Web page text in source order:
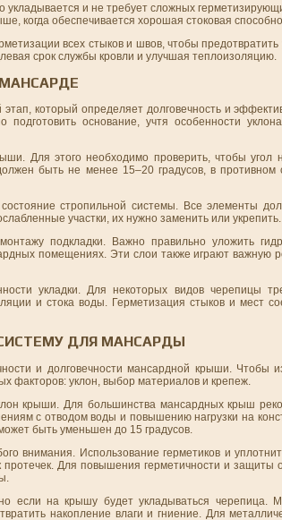
и не требует сложных
когда обеспечивается хорошая стоковая
всех стыков и швов, чтобы
срок службы кровли и улучшая теплоизоляцию.
который определяет долговечность и
подготовить основание, учтя особенности
Для этого необходимо проверить, чтобы
быть не менее 15–20 градусов, в противном
стропильной системы. Все элементы
участки, их нужно заменить или укрепить.
подкладки. Важно правильно уложить
помещениях. Эти слои также играют важную
укладки. Для некоторых видов черепицы
и стока воды. Герметизация стыков и мест
ДЛЯ МАНСАРДЫ
и долговечности мансардной крыши. Чтобы
факторов: уклон, выбор материалов и крепеж.
крыши. Для большинства мансардных крыш
с отводом воды и повышению нагрузки на
быть уменьшен до 15 градусов.
внимания. Использование герметиков и
протечек. Для повышения герметичности и
если на крышу будет укладываться черепица.
накопление влаги и гниение. Для